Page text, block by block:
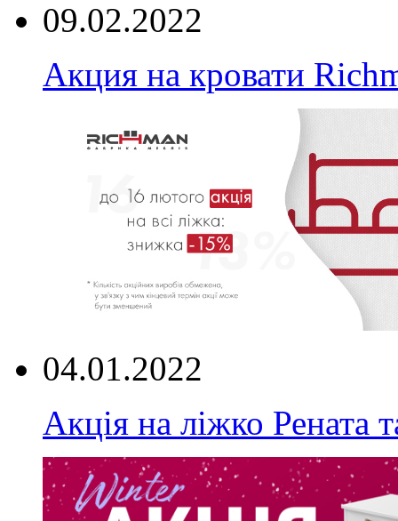
09.02.2022
Акция на кровати
04.01.2022
Акція на ліжко